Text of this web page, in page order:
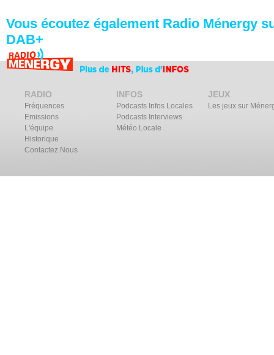
Vous écoutez également Radio Ménergy
DAB+
RADIO
Fréquences
Emissions
L'équipe
Historique
Contactez Nous
INFOS
Podcasts Infos Locales
Podcasts Interviews
Météo Locale
JEUX
Les jeux sur